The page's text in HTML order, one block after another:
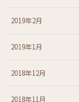
2019年2月
2019年1月
2018年12月
2018年11月